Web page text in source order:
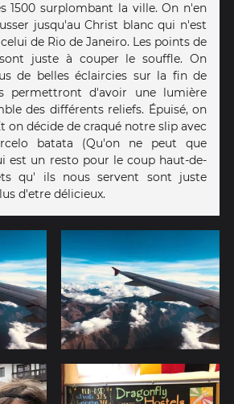
1500 surplombant la ville. On n'en
jusqu'au Christ blanc qui n'est
de Rio de Janeiro. Les points de
juste à couper le souffle. On
de belles éclaircies sur la fin de
permettront d'avoir une lumière
des différents reliefs. Épuisé, on
on décide de craqué notre slip avec
batata (Qu'on ne peut que
est un resto pour le coup haut-de-
qu' ils nous servent sont juste
d'etre délicieux.